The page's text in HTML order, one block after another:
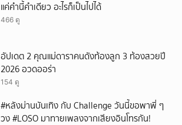
แค่คำนี้คำเดียว อะไรก็เป็นไปได้
466 ดู
อัปเดต 2 คุณแม่ดาราคนดังท้องลูก 3 ท้องสวยปี
2026 อวดออร่า
154 ดู
#หลังม่านบันเทิง กับ Challenge วันนี้ขอพาพี่ ๆ
วง #LOSO มาทายเพลงจากเสียงอินโทรกัน!